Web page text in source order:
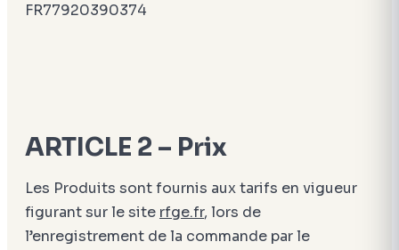
FR77920390374
ARTICLE 2 – Prix
Les Produits sont fournis aux tarifs en vigueur
figurant sur le site rfge.fr, lors de
l’enregistrement de la commande par le